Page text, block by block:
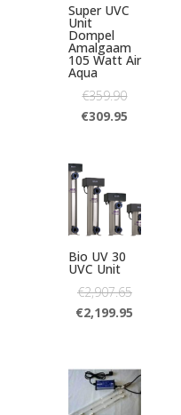
Super UVC
Unit
Dompel
Amalgaam
105 Watt Air
Aqua
€359.90
€309.95
Bio UV 30
UVC Unit
€2,907.65
€2,199.95